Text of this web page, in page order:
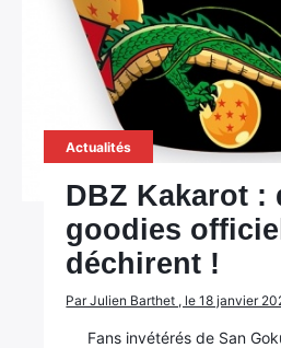
Actualités
DBZ Kakarot :
goodies
déchirent !
Par Julien Barthet , le 18 janvier
Fans invétérés de San